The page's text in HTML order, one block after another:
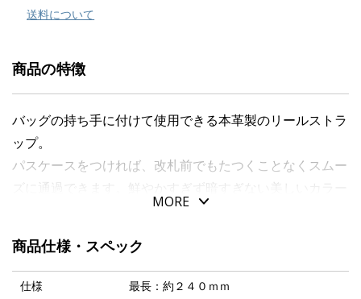
送料について
商品の特徴
バッグの持ち手に付けて使用できる本革製のリールストラ
ップ。
パスケースをつければ、改札前でもたつくことなくスムー
ズに通過できます。鮮やかすぎず暗すぎない美しいカラー
で、バッグとのコーディネートも楽しめます。
・携帯電話やデジカメ等の重いものにはご使用いただけま
せん。
MORE
商品仕様・スペック
仕様
最長：約２４０ｍｍ